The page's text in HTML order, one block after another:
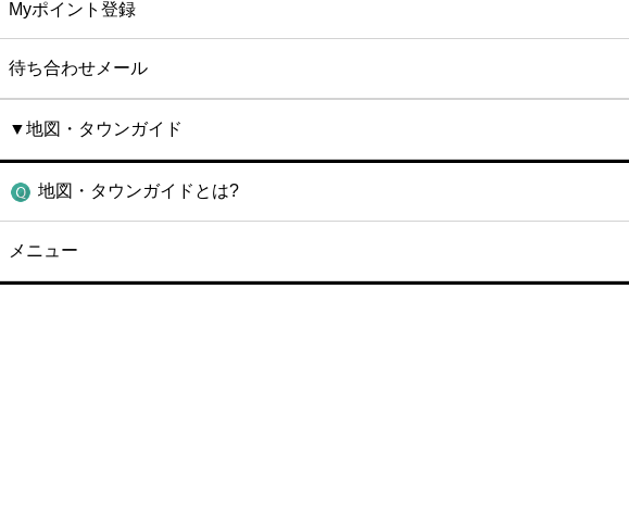
Myポイント登録
待ち合わせメール
▼地図・タウンガイド
地図・タウンガイドとは?
メニュー